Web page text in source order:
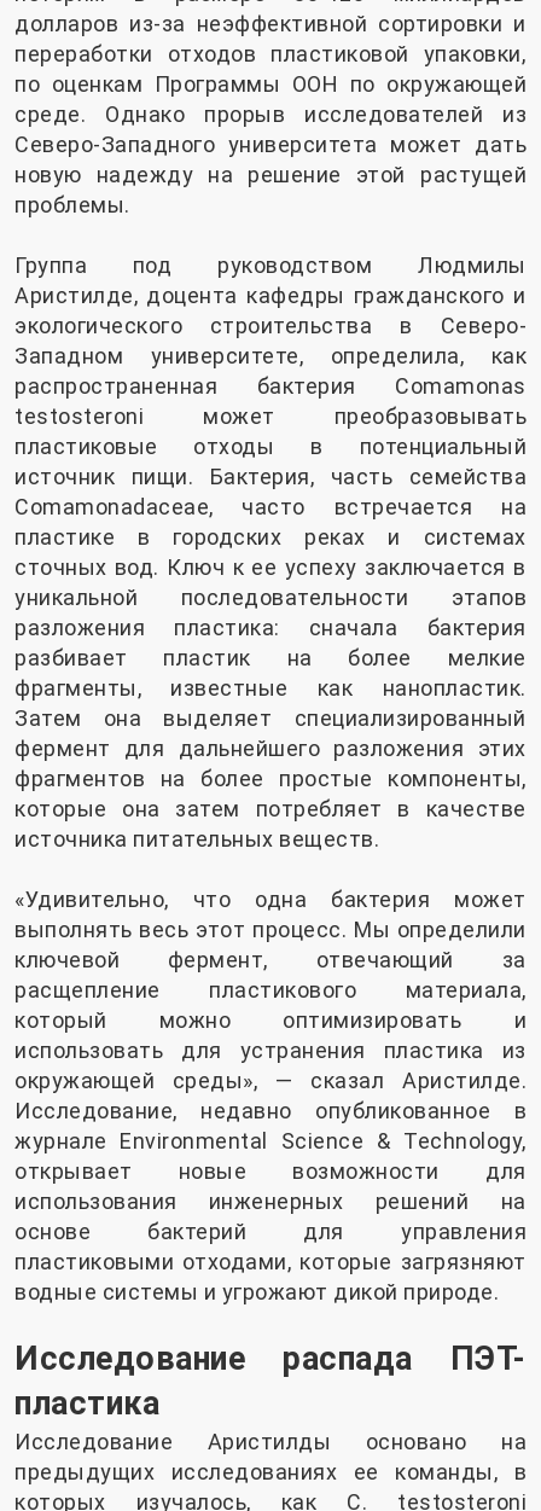
долларов из-за неэффективной сортировки и
переработки отходов пластиковой упаковки,
по оценкам Программы ООН по окружающей
среде. Однако прорыв исследователей из
Северо-Западного университета может дать
новую надежду на решение этой растущей
проблемы.
Группа под руководством Людмилы
Аристилде, доцента кафедры гражданского и
экологического строительства в Северо-
Западном университете, определила, как
распространенная бактерия Comamonas
testosteroni может преобразовывать
пластиковые отходы в потенциальный
источник пищи. Бактерия, часть семейства
Comamonadaceae, часто встречается на
пластике в городских реках и системах
сточных вод. Ключ к ее успеху заключается в
уникальной последовательности этапов
разложения пластика: сначала бактерия
разбивает пластик на более мелкие
фрагменты, известные как нанопластик.
Затем она выделяет специализированный
фермент для дальнейшего разложения этих
фрагментов на более простые компоненты,
которые она затем потребляет в качестве
источника питательных веществ.
«Удивительно, что одна бактерия может
выполнять весь этот процесс. Мы определили
ключевой фермент, отвечающий за
расщепление пластикового материала,
который можно оптимизировать и
использовать для устранения пластика из
окружающей среды», — сказал Аристилде.
Исследование, недавно опубликованное в
журнале Environmental Science & Technology,
открывает новые возможности для
использования инженерных решений на
основе бактерий для управления
пластиковыми отходами, которые загрязняют
водные системы и угрожают дикой природе.
Исследование распада ПЭТ-
пластика
Исследование Аристилды основано на
предыдущих исследованиях ее команды, в
которых изучалось, как C. testosteroni